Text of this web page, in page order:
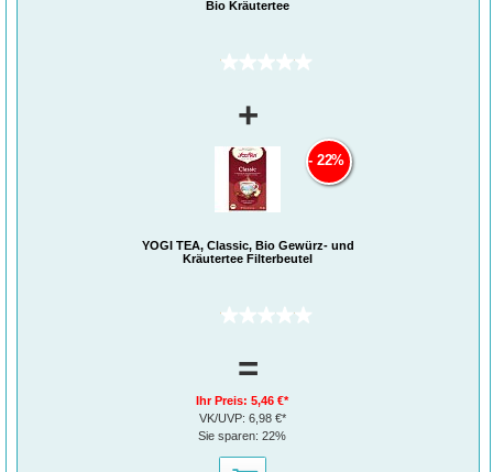
Bio Kräutertee
(0)
+
YOGI TEA, Classic, Bio Gewürz- und
Kräutertee Filterbeutel
(0)
22%
=
Ihr Preis:5,46 €*
VK/UVP: 6,98 €*
Sie sparen:22%